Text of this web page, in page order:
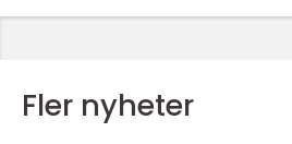
Fler nyheter